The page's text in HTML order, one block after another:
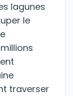
lagunes
le
traverser